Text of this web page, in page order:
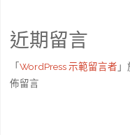
近期留言
「WordPress 示範留言者
佈留言